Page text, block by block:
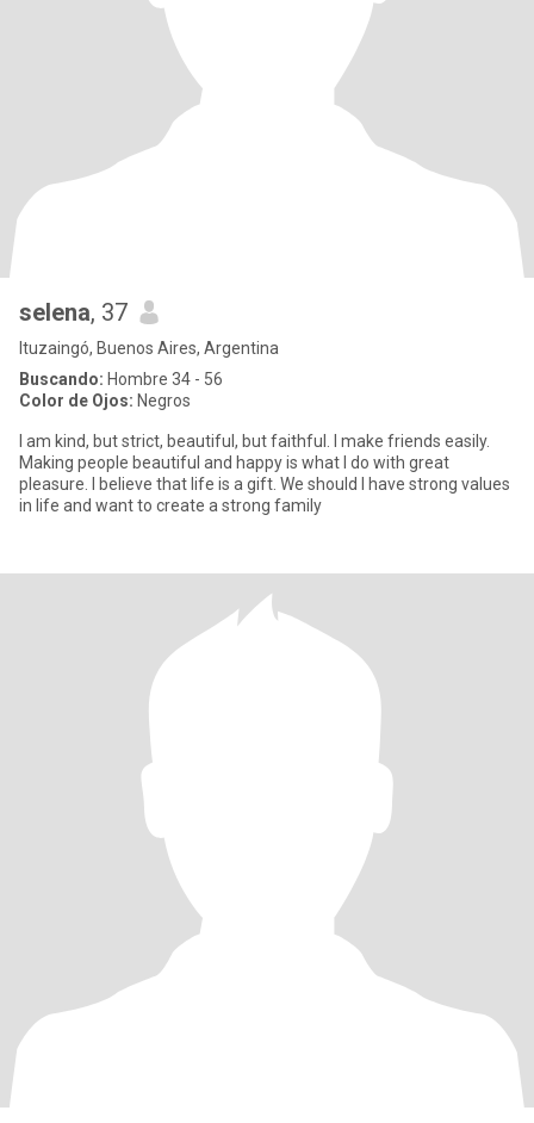
selena, 37
Ituzaingó, Buenos Aires, Argentina
Buscando: Hombre 34 - 56
Color de Ojos: Negros
I am kind, but strict, beautiful, but faithful. I make friends easily.
Making people beautiful and happy is what I do with great
pleasure. I believe that life is a gift. We should I have strong values
in life and want to create a strong family